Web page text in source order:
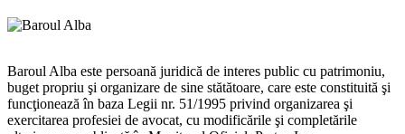
Baroul Alba este persoană juridică de interes public cu patrimoniu,
buget propriu şi organizare de sine stătătoare, care este constituită şi
funcţionează în baza Legii nr. 51/1995 privind organizarea şi
exercitarea profesiei de avocat, cu modificările şi completările